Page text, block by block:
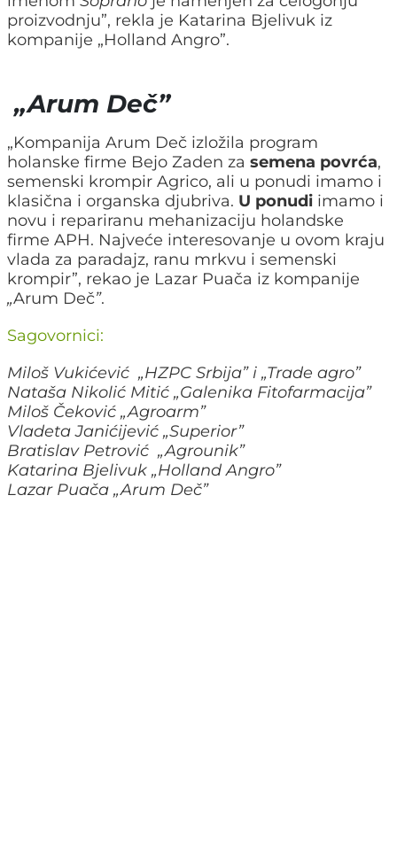
proizvodnju”, rekla je Katarina Bjelivuk iz
kompanije „Holland Angro”.
„Arum Deč”
„Kompanija Arum Deč izložila program
holanske firme Bejo Zaden za semena povrća,
semenski krompir Agrico, ali u ponudi imamo i
klasična i organska djubriva. U ponudi imamo i
novu i repariranu mehanizaciju holandske
firme APH. Najveće interesovanje u ovom kraju
vlada za paradajz, ranu mrkvu i semenski
krompir”, rekao je Lazar Puača iz kompanije
„Arum Deč”.
Sagovornici:
Miloš Vukićević „HZPC Srbija” i „Trade agro”
Nataša Nikolić Mitić „Galenika Fitofarmacija”
Miloš Čeković „Agroarm”
Vladeta Janićijević „Superior”
Bratislav Petrović „Agrounik”
Katarina Bjelivuk „Holland Angro”
Lazar Puača „Arum Deč”